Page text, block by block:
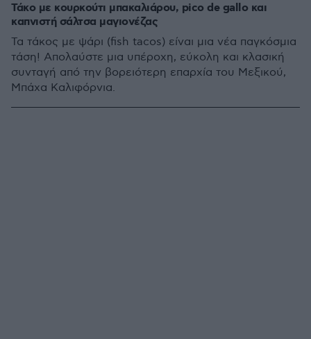
Τάκο με κουρκούτι μπακαλιάρου, pico de gallo και
καπνιστή σάλτσα μαγιονέζας
Τα τάκος με ψάρι (fish tacos) είναι μια νέα παγκόσμια
τάση! Απολαύστε μια υπέροχη, εύκολη και κλασική
συνταγή από την βορειότερη επαρχία του Μεξικού,
Μπάχα Καλιφόρνια.